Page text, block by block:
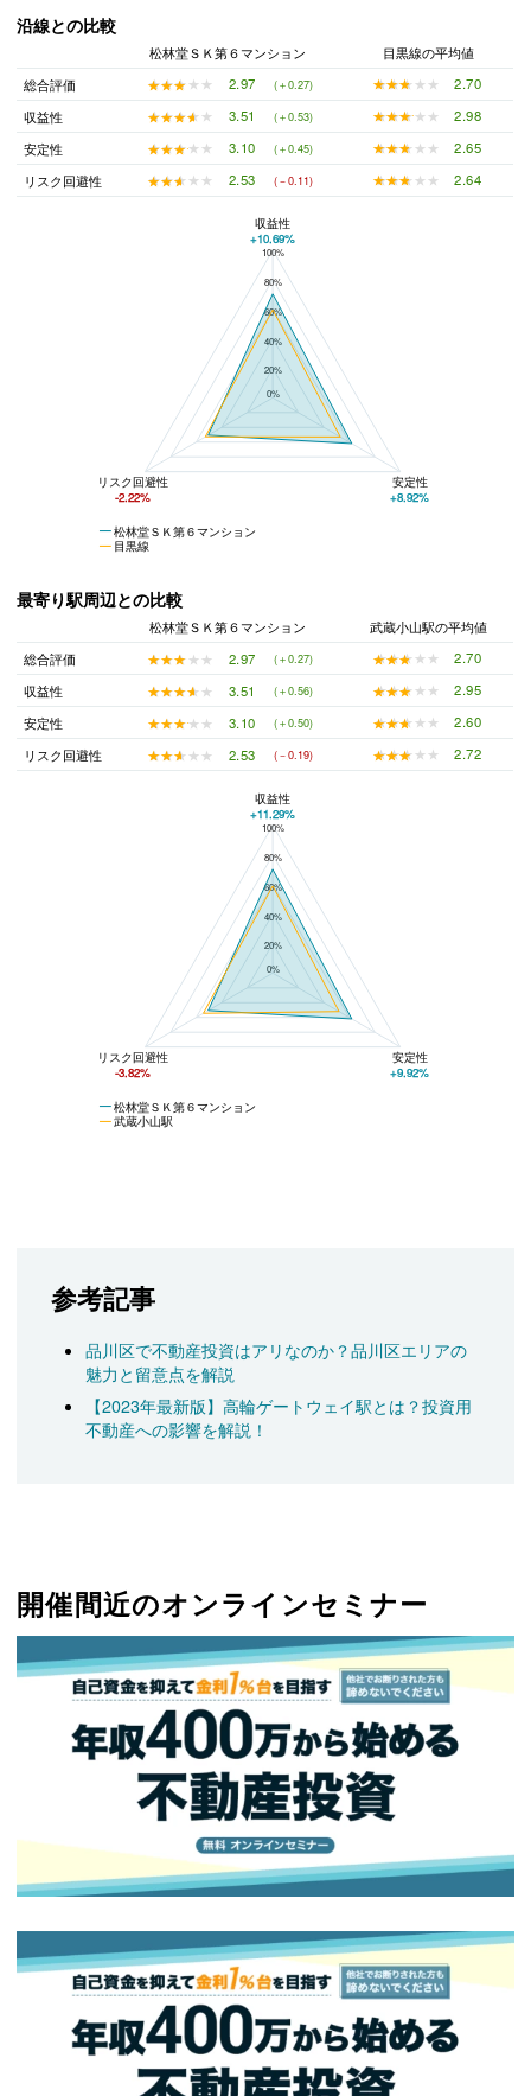
沿線との比較
松林堂ＳＫ第６マンション
目黒線の平均値
総合評価
★★★★★
★★★★★ 2.97 (＋0.27) ★★★★★
★★★★★
2.70
収益性
★★★★★
★★★★★ 3.51 (＋0.53) ★★★★★
★★★★★
2.98
安定性
★★★★★
★★★★★ 3.10 (＋0.45) ★★★★★
★★★★★
2.65
リスク回避性
★★★★★
★★★★★ 2.53 (－0.11) ★★★★★
★★★★★ 2.64
松林堂ＳＫ第６マンションと目黒線の平均値の総合評価の比較
100%
80%
60%
40%
20%
0%
松林堂ＳＫ第６マンション
目黒線
収益性
+10.69%
リスク回避性
-2.22%
安定性
+8.92%
最寄り駅周辺との比較
松林堂ＳＫ第６マンション
武蔵小山駅の平均値
総合評価
★★★★★
★★★★★ 2.97 (＋0.27) ★★★★★
★★★★★
2.70
収益性
★★★★★
★★★★★ 3.51 (＋0.56) ★★★★★
★★★★★
2.95
安定性
★★★★★
★★★★★ 3.10 (＋0.50) ★★★★★
★★★★★
2.60
リスク回避性
★★★★★
★★★★★ 2.53 (－0.19) ★★★★★
★★★★★ 2.72
松林堂ＳＫ第６マンションと武蔵小山駅の平均値の総合評価の比較
100%
80%
60%
40%
20%
0%
松林堂ＳＫ第６マンション
武蔵小山駅
収益性
+11.29%
リスク回避性
-3.82%
安定性
+9.92%
参考記事
品川区で不動産投資はアリなのか？品川区エリアの
魅力と留意点を解説
【2023年最新版】高輪ゲートウェイ駅とは？投資用
不動産への影響を解説！
開催間近のオンラインセミナー